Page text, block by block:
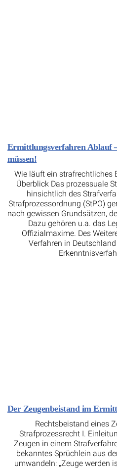
Ermittlungsverfahren Ablauf
müssen!
Wie läuft ein strafrechtliches
Überblick Das prozessuale
hinsichtlich des
Strafprozessordnung (StPO)
nach gewissen Grundsätzen,
Dazu gehören u.a. das
Offizialmaxime. Des
Verfahren in
Der Zeugenbeistand im
Rechtsbeistand eines
Strafprozessrecht I.
Zeugen in einem
bekanntes Sprüchlein aus
umwandeln: „Zeuge werden